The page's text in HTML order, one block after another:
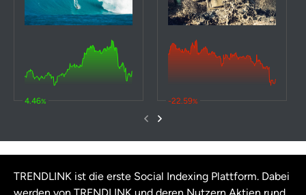
4.46% -22.59%
TRENDLINK ist die erste Social Indexing Plattform. Dabei